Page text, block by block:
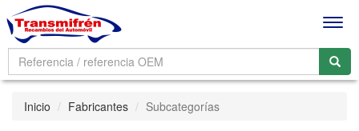
Inicio Fabricantes Subcategorías